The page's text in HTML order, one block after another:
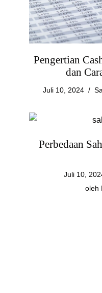
Pengertian
dan
Juli 10, 2024
Perbedaan
Juli 10,
oleh